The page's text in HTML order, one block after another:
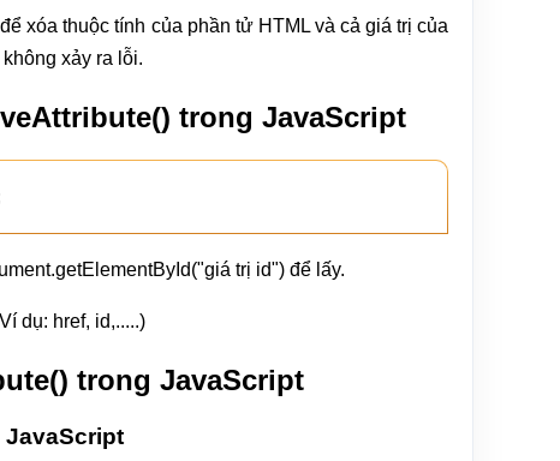
xóa thuộc tính của phần tử HTML và cả giá trị của
xảy ra lỗi.
trong JavaScript
trị id") để lấy.
dụ: href, id,.....)
trong JavaScript